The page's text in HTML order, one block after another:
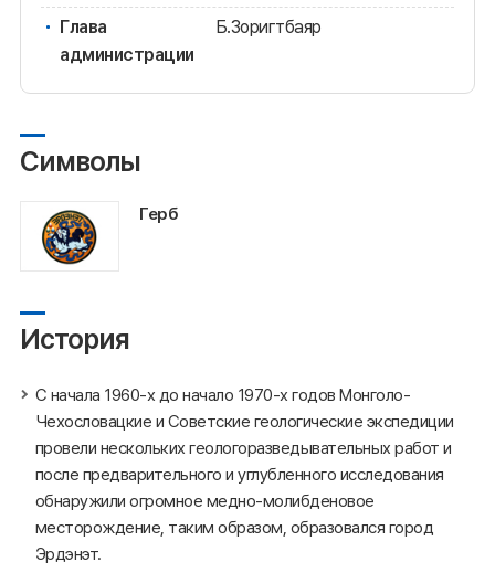
Глава
администрации
Б.Зоригтбаяр
Символы
Герб
История
С начала 1960-х до начало 1970-х годов Монголо-
Чехословацкие и Советские геологические экспедиции
провели нескольких геологоразведывательных работ и
после предварительного и углубленного исследования
обнаружили огромное медно-молибденовое
месторождение, таким образом, образовался город
Эрдэнэт.